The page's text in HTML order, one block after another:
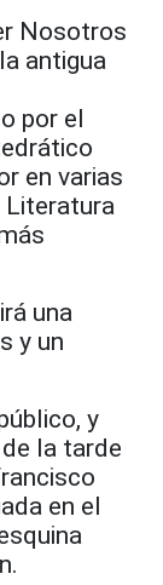
Nosotros
antigua
por el
en varias
Literatura
una
y un
y
la tarde
en el